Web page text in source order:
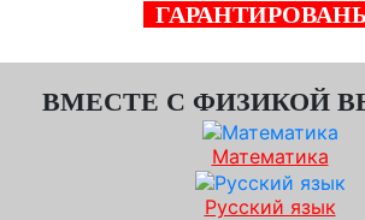
ВМЕСТЕ С ФИЗИКОЙ
Математика
Русский язык